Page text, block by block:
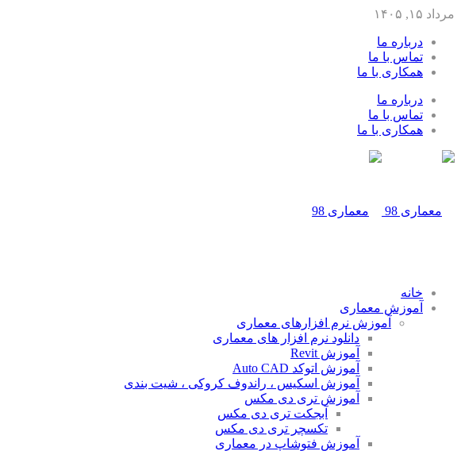
مرداد ۱۵, ۱۴۰۵
درباره ما
تماس با ما
همکاری با ما
درباره ما
تماس با ما
همکاری با ما
خانه
آموزش معماری
آموزش نرم افزارهای معماری
دانلود نرم افزار های معماری
آموزش Revit
آموزش اتوکد Auto CAD
آموزش اسکیس ، راندوف کروکی ، شیت بندی
آموزش تری دی مکس
آبجکت تری دی مکس
تکسچر تری دی مکس
آموزش فتوشاپ در معماری